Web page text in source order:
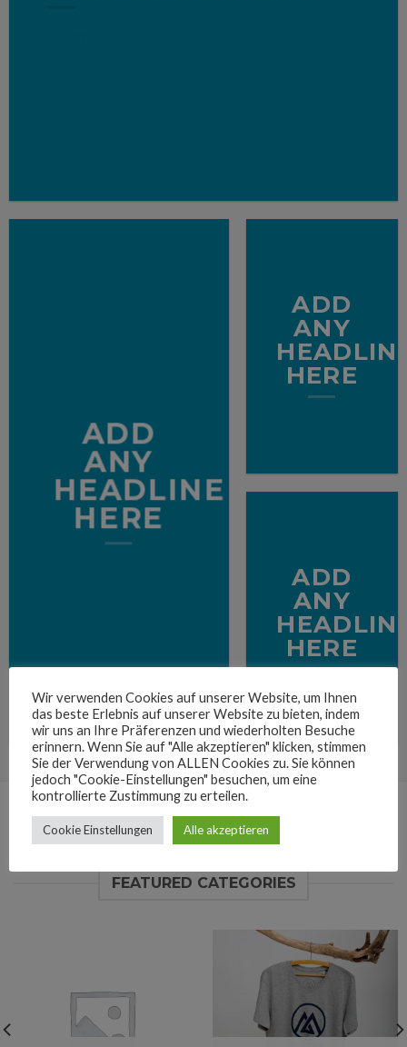
ADD
ANY
HEADLINE
HERE
ADD
ANY
HERE
ADD
ANY
HERE
FEATURED PRODUCTS
FEATURED CATEGORIES
Wir verwenden Cookies auf unserer Website, um Ihnen
das beste Erlebnis auf unserer Website zu bieten, indem
wir uns an Ihre Präferenzen und wiederholten Besuche
erinnern. Wenn Sie auf "Alle akzeptieren" klicken, stimmen
Sie der Verwendung von ALLEN Cookies zu. Sie können
jedoch "Cookie-Einstellungen" besuchen, um eine
kontrollierte Zustimmung zu erteilen.
Cookie Einstellungen Alle akzeptieren